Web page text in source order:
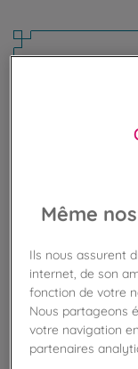
Vérifier
Frais de
dès 50€
Même
Ils nous assurent
internet, de son
fonction de votre
Nous partageons
votre navigation
partenaires